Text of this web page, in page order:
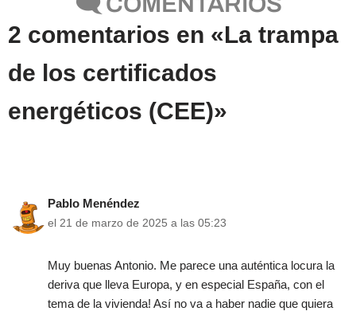
2 comentarios en «La trampa
de los certificados
energéticos (CEE)»
Pablo Menéndez
el 21 de marzo de 2025 a las 05:23
Muy buenas Antonio. Me parece una auténtica locura la
deriva que lleva Europa, y en especial España, con el
tema de la vivienda! Así no va a haber nadie que quiera